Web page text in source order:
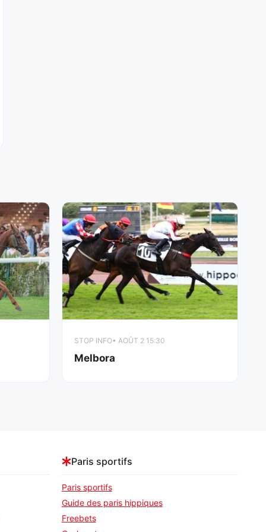
STOP INFO• AOÛT 2 15:30
Melbora
Paris sportifs
Paris sportifs
Guide des paris hippiques
Freebets